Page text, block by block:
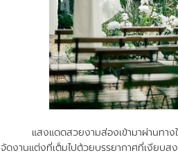
แสงแดดสวยงามส่องเข้ามาผ่านทางใบ
จัดงานแต่งที่เต็มไปด้วยบรรยากาศที่เงียบ